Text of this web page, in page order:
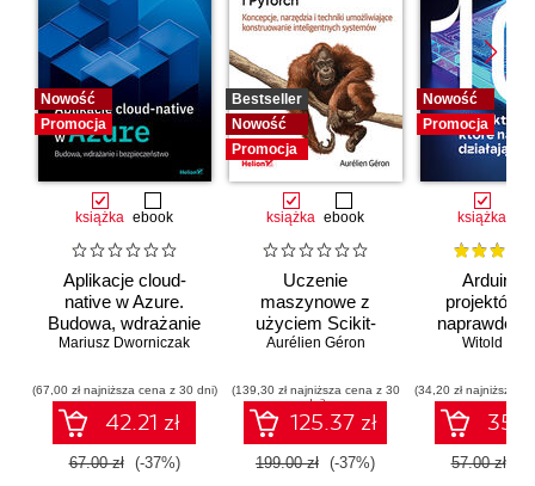
Nowość
Promocja
książka ebook
Aplikacje cloud-
native w Azure.
Budowa, wdrażanie
i bezpieczeństwo
Mariusz Dworniczak
(67,00 zł najniższa cena z 30 dni)
42.21 zł
67.00 zł (-37%)
Bestseller
Nowość
Promocja
książka ebook
Uczenie
maszynowe z
użyciem Scikit-
Learn i PyTorch.
narzędzia i techniki
umożliwiające
konstruowanie
inteligentnych
systemów
Aurélien Géron
(139,30 zł najniższa cena z 30
dni)
125.37 zł
199.00 zł (-37%)
Nowość
Promocja
książka
Arduino.
projektów,
naprawdę
Witold
(34,20 zł najniższa
57.00 zł